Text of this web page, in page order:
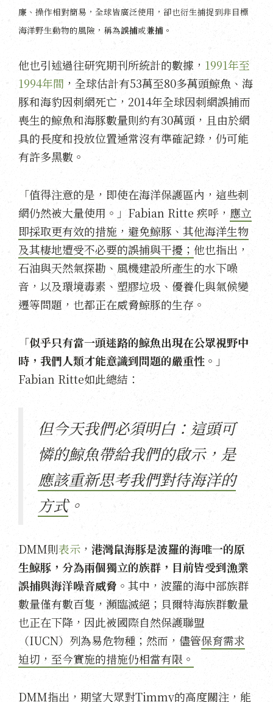
廉、操作相對簡易，全球皆廣泛使用，卻也衍生捕捉到非目標
海洋野生動物的風險，稱為誤捕或兼捕 。
他也引述過往研究期刊所統計的數據， 1991年至
1994年間 ，全球估計有53萬至80多萬頭鯨魚、海
豚和海豹因刺網死亡，2014年全球因刺網誤捕而
喪生的鯨魚和海豚數量則約有30萬頭，且由於網
具的長度和投放位置通常沒有準確記錄，仍可能
有許多黑數。
「值得注意的是，即使在海洋保護區內，這些刺
網仍然被大量使用。」Fabian Ritte 疾呼， 應立
即採取更有效的措施，避免鯨豚、其他海洋生物
及其棲地遭受不必要的誤捕與干擾； 他也指出，
石油與天然氣探勘、風機建設所產生的水下噪
音，以及環境毒素、塑膠垃圾、優養化與氣候變
遷等問題，也都正在威脅鯨豚的生存。
「似乎只有當一頭迷路的鯨魚出現在公眾視野中
時，我們人類才能意識到問題的嚴重性 。」
Fabian Ritte如此總結：
但今天我們必須明白：這頭可
憐的鯨魚帶給我們的啟示，是
應該重新思考我們對待海洋的
方式。
DMM則表示 ， 港灣鼠海豚是波羅的海唯一的原
生鯨豚，分為兩個獨立的族群，目前皆受到漁業
誤捕與海洋噪音威脅 。其中，波羅的海中部族群
數量僅有數百隻，瀕臨滅絕；貝爾特海族群數量
也正在下降，因此被國際自然保護聯盟
（IUCN）列為易危物種；然而，儘管保育需求
迫切，至今實施的措施仍相當有限。
DMM指出，期望大眾對Timmy的高度關注，能